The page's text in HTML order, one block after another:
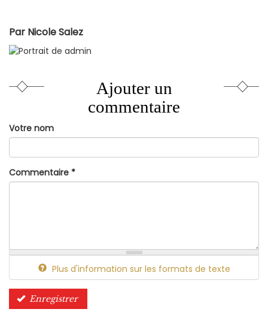
Par Nicole Salez
Ajouter un
commentaire
Votre nom
Commentaire *
Plus d'information sur les formats de texte
Enregistrer